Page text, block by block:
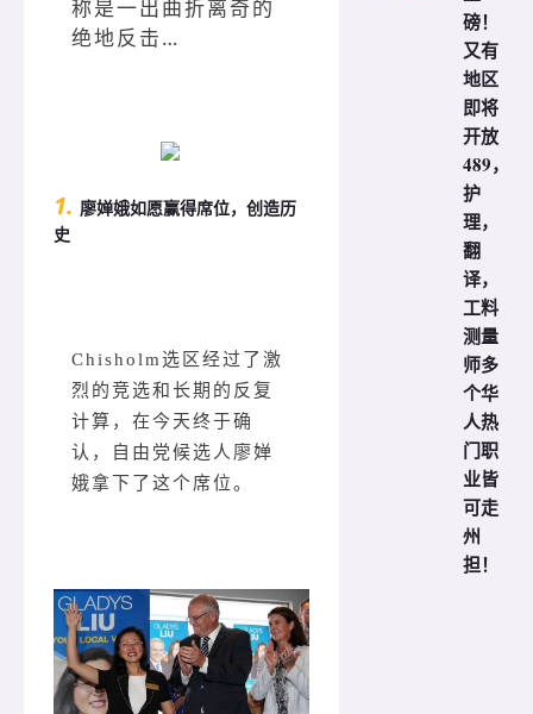
称是一出曲折离奇的
绝地反击…
1. 廖婵娥如愿赢得席位，创造历
史
Chisholm选区经过了激
烈的竞选和长期的反复
计算，在今天终于确
认，自由党候选人廖婵
娥拿下了这个席位。
磅！
又有
地区
即将
开放
489，
护
理，
翻
译，
工料
测量
师多
个华
人热
门职
业皆
可走
州
担！